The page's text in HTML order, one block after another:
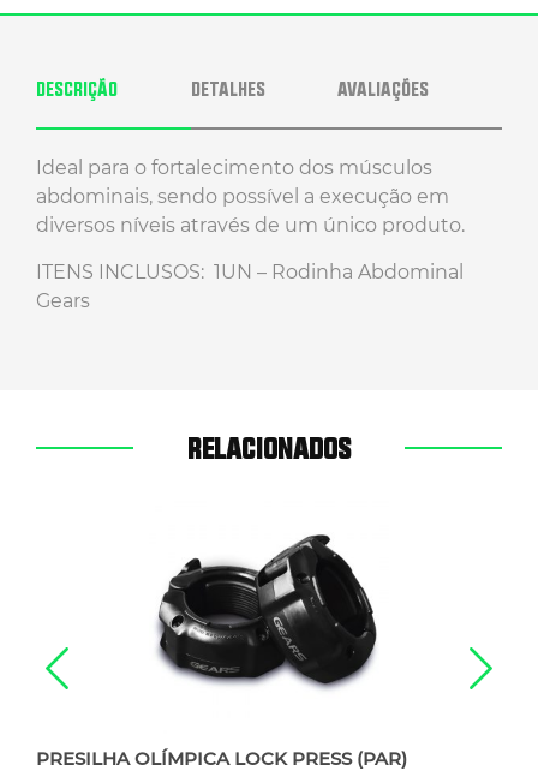
DESCRIÇÃO DETALHES AVALIAÇÕES
Ideal para o fortalecimento dos músculos
abdominais, sendo possível a execução em
diversos níveis através de um único produto.
ITENS INCLUSOS: 1UN – Rodinha Abdominal
Gears
RELACIONADOS
PRESILHA OLÍMPICA LOCK PRESS (PAR)